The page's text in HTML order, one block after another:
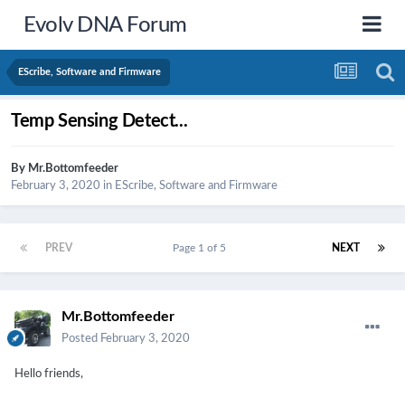
Evolv DNA Forum
EScribe, Software and Firmware
Temp Sensing Detect...
By Mr.Bottomfeeder
February 3, 2020 in EScribe, Software and Firmware
PREV NEXT
Page 1 of 5
Mr.Bottomfeeder
Posted February 3, 2020
Hello friends,